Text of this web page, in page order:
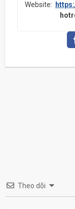
Website:
Theo dõi